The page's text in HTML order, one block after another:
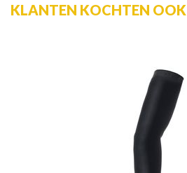
KLANTEN KOCHTEN OOK